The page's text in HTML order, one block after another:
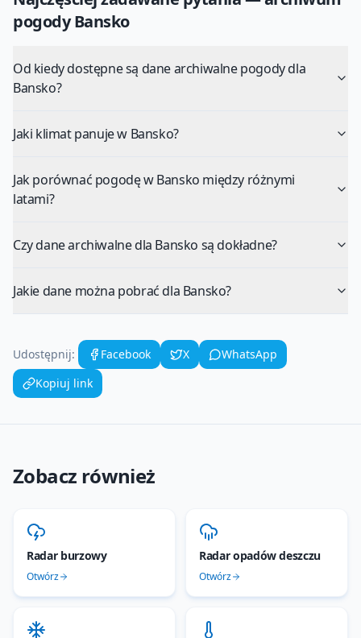
pogodyBansko
Od kiedy dostępne są dane archiwalne pogody dla
Bansko?
Jaki klimat panuje w Bansko?
Jak porównać pogodę w Bansko między różnymi
latami?
Czy dane archiwalne dla Bansko są dokładne?
Jakie dane można pobrać dla Bansko?
Udostępnij: Facebook X
WhatsApp
Kopiuj link
Zobacz również
Radar burzowy
Otwórz
Radar opadów deszczu
Otwórz